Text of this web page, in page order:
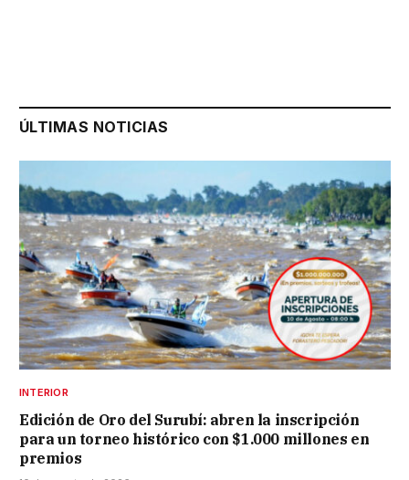
ÚLTIMAS NOTICIAS
INTERIOR
Edición de Oro del Surubí: abren la inscripción
para un torneo histórico con $1.000 millones en
premios